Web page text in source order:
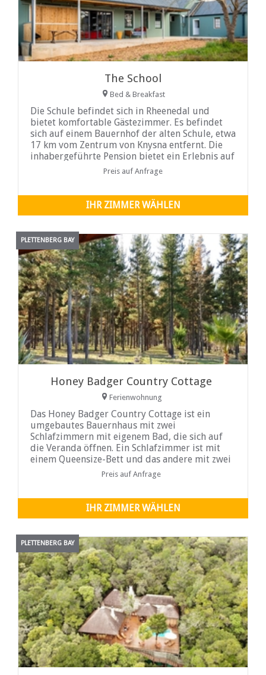
The School
Bed & Breakfast
Die Schule befindet sich in Rheenedal und
bietet komfortable Gästezimmer. Es befindet
sich auf einem Bauernhof der alten Schule, etwa
17 km vom Zentrum von Knysna entfernt. Die
inhabergeführte Pension bietet ein Erlebnis auf
dem Bauernhof und ist der ideale
Ausgangspunkt, um diesen Teil der Garden
Preis auf Anfrage
IHR ZIMMER WÄHLEN
PLETTENBERG BAY
Honey Badger Country Cottage
Ferienwohnung
Das Honey Badger Country Cottage ist ein
umgebautes Bauernhaus mit zwei
Schlafzimmern mit eigenem Bad, die sich auf
die Veranda öffnen. Ein Schlafzimmer ist mit
einem Queensize-Bett und das andere mit zwei
Einzelbetten ausgestattet. Die gut
ausgestattete Küche verfügt über einen
auf den Damm und die dahinter liegenden
Bäume
Preis auf Anfrage
IHR ZIMMER WÄHLEN
PLETTENBERG BAY